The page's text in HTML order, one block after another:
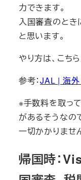
力できます。
入国審査のとき
と思います。
やり方は、こち
参考：JAL | 海外
※手数料を取っ
があるそうな
一切かかりませ
帰国時：